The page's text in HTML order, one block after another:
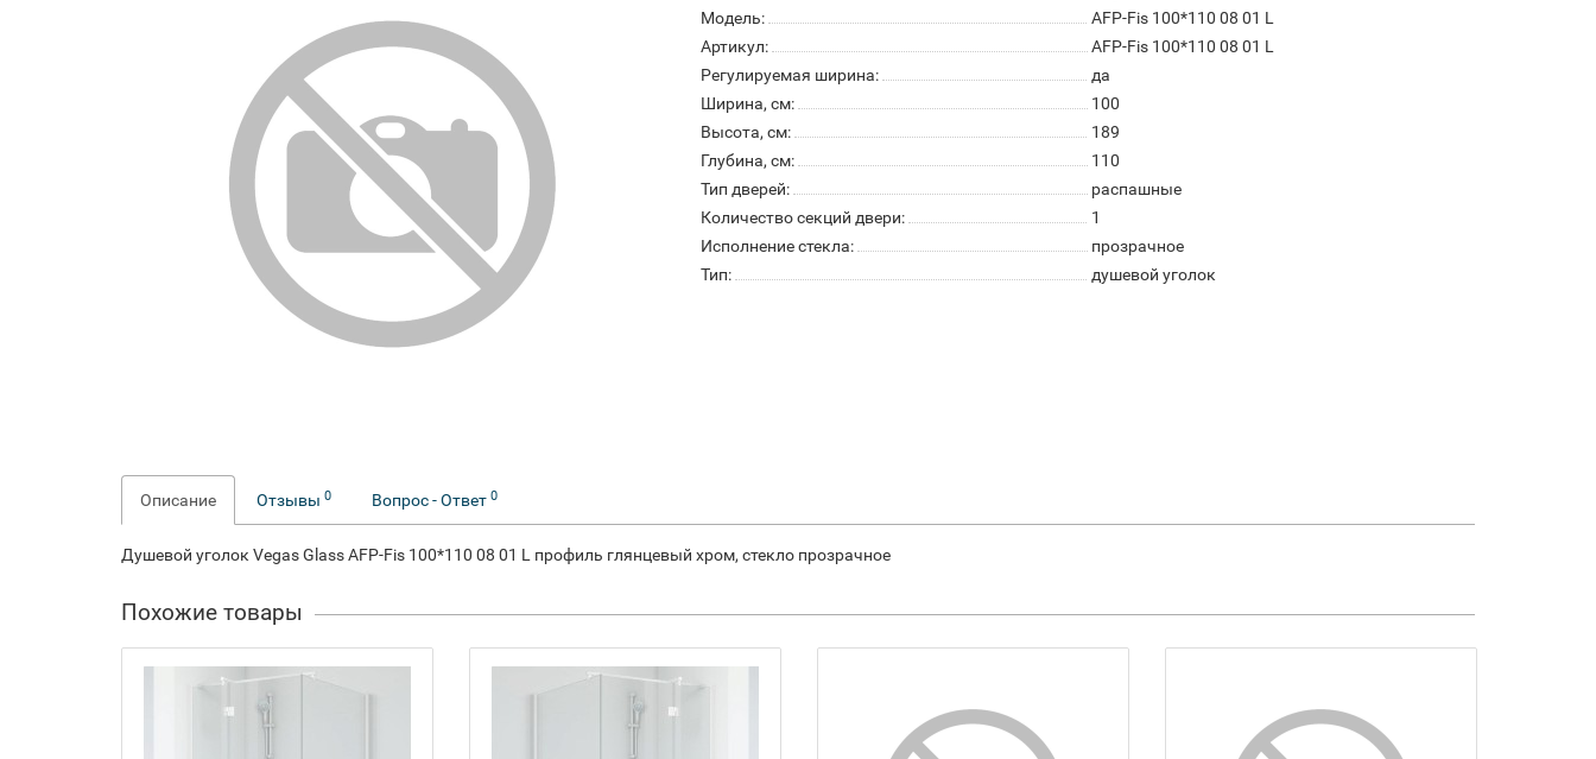
Модель:
AFP-Fis 100*110 08 01 L
Артикул:
AFP-Fis 100*110 08 01 L
Регулируемая ширина:
да
Ширина, см:
100
Высота, см:
189
Глубина, см:
110
Тип дверей:
распашные
Количество секций двери:
1
Исполнение стекла:
прозрачное
Тип:
душевой уголок
Описание Отзывы 0 Вопрос - Ответ 0
Душевой уголок Vegas Glass AFP-Fis 100*110 08 01 L профиль глянцевый хром, стекло прозрачное
Похожие товары